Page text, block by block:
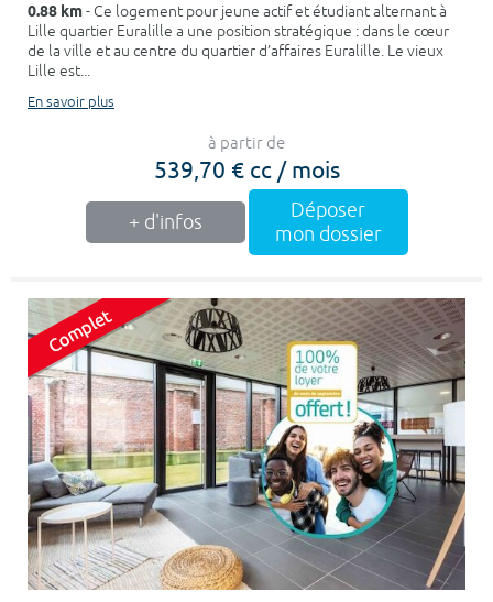
0.88 km- Ce logement pour jeune actif et étudiant alternant à
Lille quartier Euralille a une position stratégique : dans le cœur
de la ville et au centre du quartier d’affaires Euralille. Le vieux
Lille est...
En savoir plus
à partir de
539,70 € cc / mois
+ d'infos
Déposer
mon dossier